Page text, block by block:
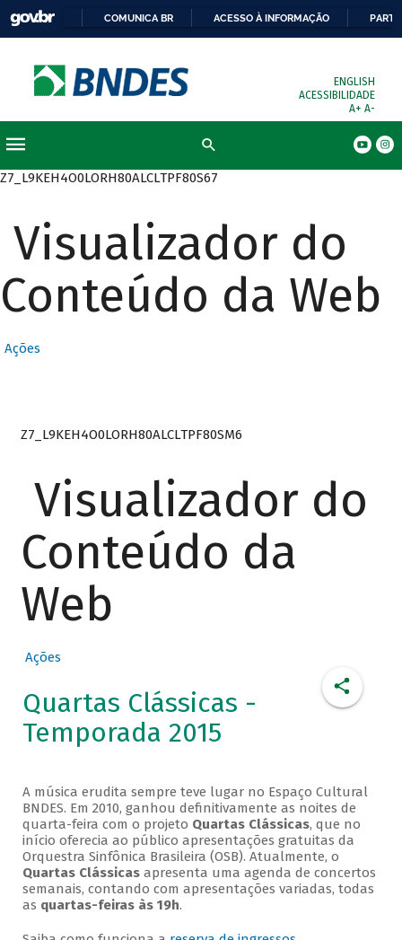
COMUNICA BR ACESSO À INFORMAÇÃO
ENGLISH
ACESSIBILIDADE
A+ A-
Z7_L9KEH4O0LORH80ALCLTPF80S67
Visualizador do
Conteúdo da Web
Ações
Z7_L9KEH4O0LORH80ALCLTPF80SM6
Visualizador do
Conteúdo da
Web
Ações
Quartas Clássicas -
Temporada 2015
A música erudita sempre teve lugar no Espaço Cultural
BNDES. Em 2010, ganhou definitivamente as noites de
quarta-feira com o projeto Quartas Clássicas, que no
início oferecia ao público apresentações gratuitas da
Orquestra Sinfônica Brasileira (OSB). Atualmente, o
Quartas Clássicasapresenta uma agenda de concertos
semanais, contando com apresentações variadas, todas
as quartas-feiras às 19h.